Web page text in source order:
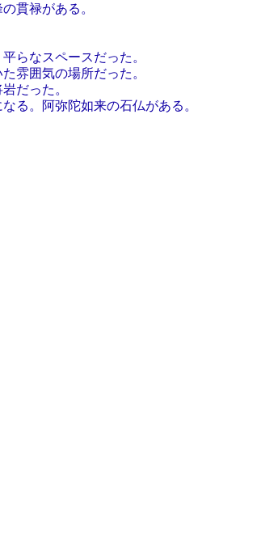
禄がある。
なスペースだった。
囲気の場所だった。
だった。
る。阿弥陀如来の石仏がある。